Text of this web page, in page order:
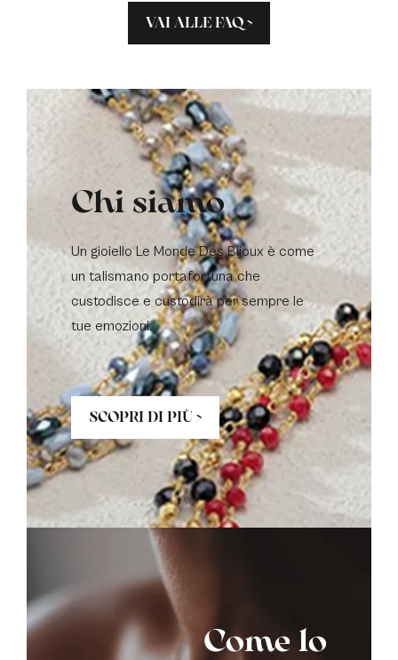
VAI ALLE FAQ >
Chi siamo
Un gioiello Le Monde Des Bijoux è come
un talismano portafortuna che
custodisce e custodirà per sempre le
tue emozioni.
SCOPRI DI PIÙ >
Come lo